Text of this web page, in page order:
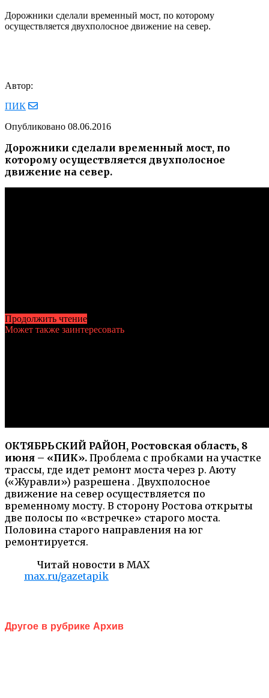
Дорожники сделали временный мост, по которому
осуществляется двухполосное движение на север.
Автор:
ПИК
Опубликовано 08.06.2016
Дорожники сделали временный мост, по
которому осуществляется двухполосное
движение на север.
ОКТЯБРЬСКИЙ РАЙОН, Ростовская область, 8
июня – «ПИК». Проблема с пробками на участке
трассы, где идет ремонт моста через р. Аюту
(«Журавли») разрешена . Двухполосное
движение на север осуществляется по
временному мосту. В сторону Ростова открыты
две полосы по «встречке» старого моста.
Половина старого направления на юг
ремонтируется.
Читай новости в MAX
max.ru/gazetapik
Продолжить чтение
Может также заинтересовать
Другое в рубрике Архив